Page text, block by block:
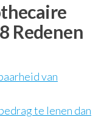
Redenen
van
te lenen dan